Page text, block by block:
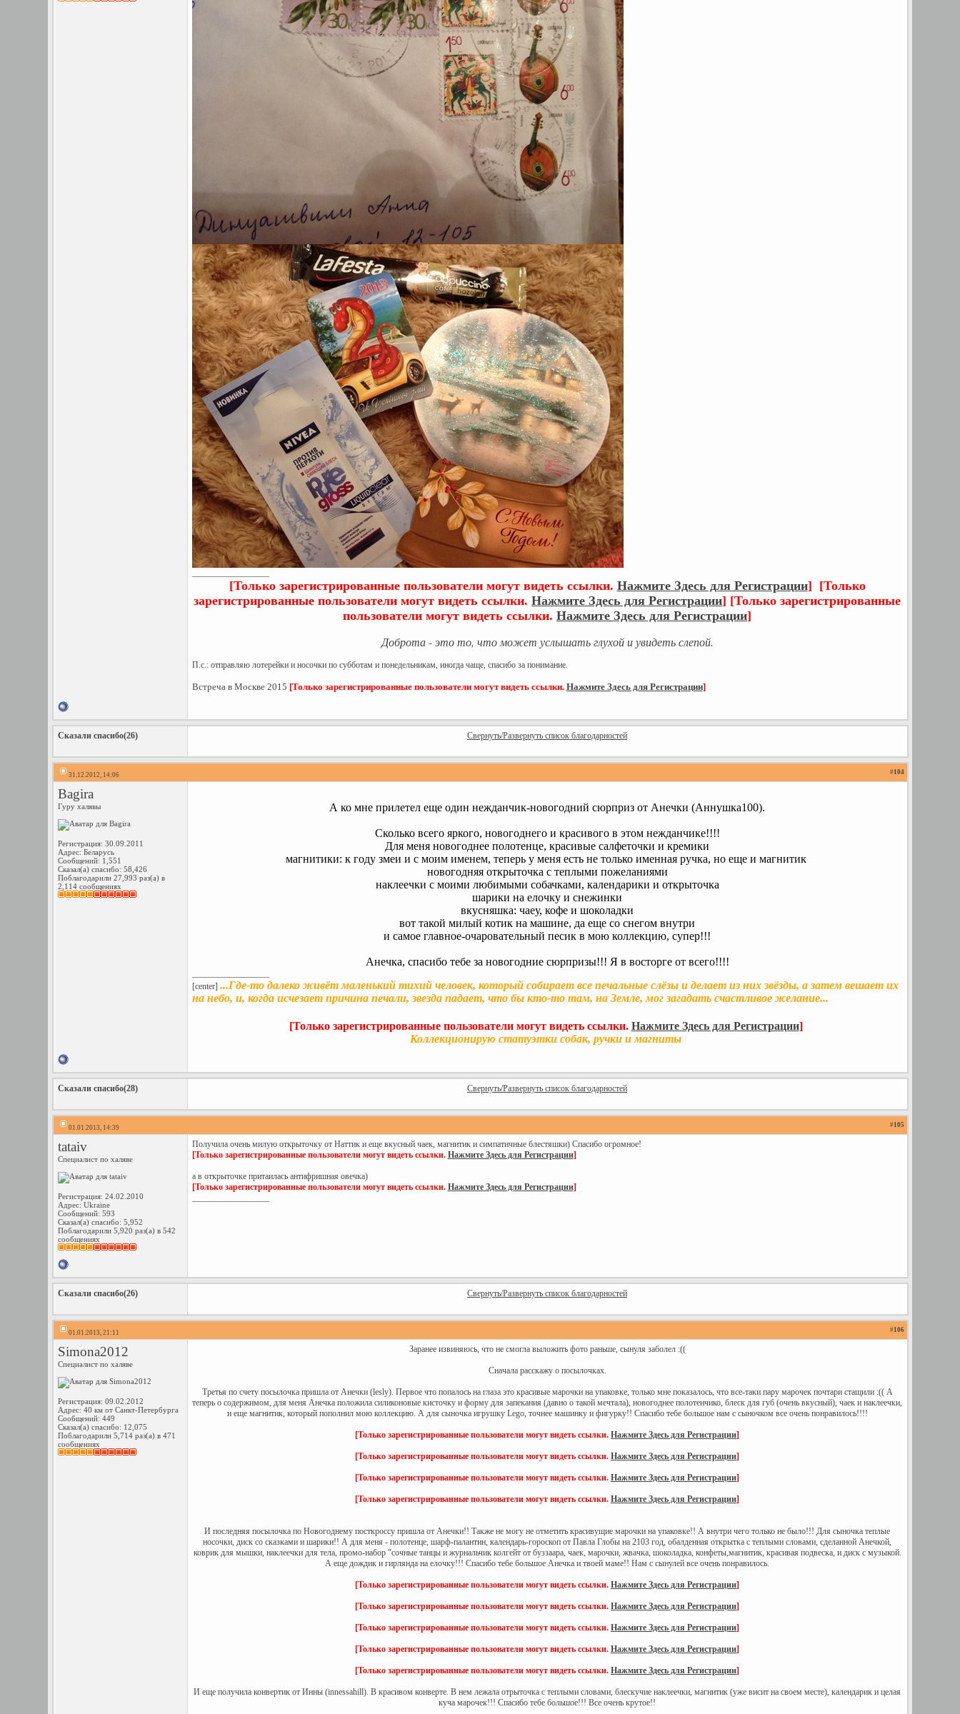
[Только зарегистрированные пользователи могут видеть ссылки. Нажмите Здесь для Регистрации] [Только
зарегистрированные пользователи могут видеть ссылки. Нажмите Здесь для Регистрации] [Только зарегистрированные
пользователи могут видеть ссылки. Нажмите Здесь для Регистрации]
Доброта - это то, что может услышать глухой и увидеть слепой.
П.с.: отправляю лотерейки и носочки по субботам и понедельникам, иногда чаще, спасибо за понимание.
Встреча в Москве 2015 [Только зарегистрированные пользователи могут видеть ссылки. Нажмите Здесь для Регистрации]
Сказали спасибо(26) Свернуть/Развернуть список благодарностей
31.12.2012, 14:06 #104
Bagira
Гуру халявы
Регистрация: 30.09.2011
Адрес: Беларусь
Сообщений: 1,551
Сказал(а) спасибо: 58,426
Поблагодарили 27,993 раз(а) в
2,114 сообщениях
А ко мне прилетел еще один нежданчик-новогодний сюрприз от Анечки (Аннушка100).
Сколько всего яркого, новогоднего и красивого в этом нежданчике!!!!
Для меня новогоднее полотенце, красивые салфеточки и кремики
магнитики: к году змеи и с моим именем, теперь у меня есть не только именная ручка, но еще и магнитик
новогодняя открыточка с теплыми пожеланиями
наклеечки с моими любимыми собачками, календарики и открыточка
шарики на елочку и снежинки
вкусняшка: чаеу, кофе и шоколадки
вот такой милый котик на машине, да еще со снегом внутри
и самое главное-очаровательный песик в мою коллекцию, супер!!!
Анечка, спасибо тебе за новогодние сюрпризы!!! Я в восторге от всего!!!!
[center] ...Где-то далеко живёт маленький тихий человек, который собирает все печальные слёзы и делает из них звёзды, а затем вешает их
на небо, и, когда исчезает причина печали, звезда падает, что бы кто-то там, на Земле, мог загадать счастливое желание...
[Только зарегистрированные пользователи могут видеть ссылки. Нажмите Здесь для Регистрации]
Коллекционирую статуэтки собак, ручки и магниты
Сказали спасибо(28) Свернуть/Развернуть список благодарностей
01.01.2013, 14:39 #105
tataiv
Специалист по халяве
Регистрация: 24.02.2010
Адрес: Ukraine
Сообщений: 593
Сказал(а) спасибо: 5,952
Поблагодарили 5,920 раз(а) в 542
сообщениях
Получила очень милую открыточку от Наттик и еще вкусный чаек, магнитик и симпатичные блестяшки) Спасибо огромное!
[Только зарегистрированные пользователи могут видеть ссылки. Нажмите Здесь для Регистрации]
а в открыточке притаилась антифришная овечка)
[Только зарегистрированные пользователи могут видеть ссылки. Нажмите Здесь для Регистрации]
Сказали спасибо(26) Свернуть/Развернуть список благодарностей
01.01.2013, 21:11 #106
Simona2012
Специалист по халяве
Регистрация: 09.02.2012
Адрес: 40 км от Санкт-Петербурга
Сообщений: 449
Сказал(а) спасибо: 12,075
Поблагодарили 5,714 раз(а) в 471
сообщениях
Заранее извиняюсь, что не смогла выложить фото раньше, сынуля заболел :((
Сначала расскажу о посылочках.
Третья по счету посылочка пришла от Анечки (lesly). Первое что попалось на глаза это красивые марочки на упаковке, только мне показалось, что все-таки пару марочек почтари стащили :(( А
теперь о содержимом, для меня Анечка положила силиконовые кисточку и форму для запекания (давно о такой мечтала), новогоднее полотенчико, блеск для губ (очень вкусный), чаек и наклеечки,
и еще магнитик, который пополнил мою коллекцию. А для сыночка игрушку Lego, точнее машинку и фигурку!! Спасибо тебе большое нам с сыночком все очень понравилось!!!!
[Только зарегистрированные пользователи могут видеть ссылки. Нажмите Здесь для Регистрации]
[Только зарегистрированные пользователи могут видеть ссылки. Нажмите Здесь для Регистрации]
[Только зарегистрированные пользователи могут видеть ссылки. Нажмите Здесь для Регистрации]
[Только зарегистрированные пользователи могут видеть ссылки. Нажмите Здесь для Регистрации]
И последняя посылочка по Новогоднему посткроссу пришла от Анечки!! Также не могу не отметить красивущие марочки на упаковке!! А внутри чего только не было!!! Для сыночка теплые
носочки, диск со сказками и шарики!! А для меня - полотенце, шарф-палантин, календарь-гороскоп от Павла Глобы на 2103 год, обалденная открытка с теплыми словами, сделанной Анечкой,
коврик для мышки, наклеечки для тела, промо-набор "сочные танцы и журнальчик колгейт от буззаара, чаек, марочки, жвачка, шоколадка, конфеты,магнитик, красивая подвеска, и диск с музыкой.
А еще дождик и гирлянда на елочку!!! Спасибо тебе большое Анечка и твоей маме!! Нам с сынулей все очень понравилось.
[Только зарегистрированные пользователи могут видеть ссылки. Нажмите Здесь для Регистрации]
[Только зарегистрированные пользователи могут видеть ссылки. Нажмите Здесь для Регистрации]
[Только зарегистрированные пользователи могут видеть ссылки. Нажмите Здесь для Регистрации]
[Только зарегистрированные пользователи могут видеть ссылки. Нажмите Здесь для Регистрации]
[Только зарегистрированные пользователи могут видеть ссылки. Нажмите Здесь для Регистрации]
И еще получила конвертик от Инны (innessahill). В красивом конверте. В нем лежала отрыточка с теплыми словами, блескучие наклеечки, магнитик (уже висит на своем месте), календарик и целая
куча марочек!!! Спасибо тебе большое!!! Все очень крутое!!